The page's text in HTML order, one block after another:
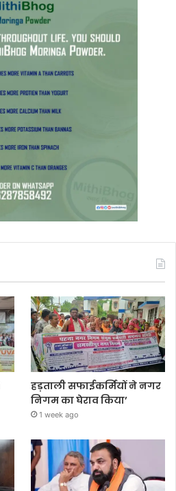
हड़ताली सफाईकर्मियों ने नगर
निगम का घेराव किया’
1 week ago